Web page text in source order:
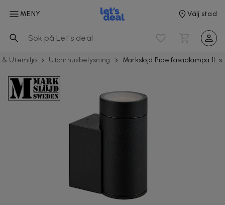
MENY Välj stad
& Utemiljö Utomhusbelysning Markslöjd Pipe